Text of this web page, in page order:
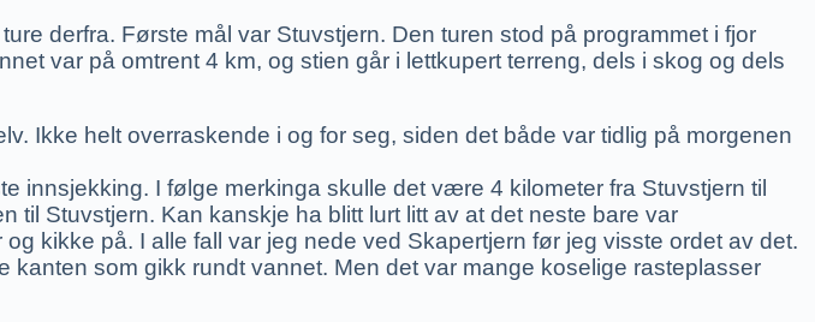
derfra. Første mål var Stuvstjern. Den turen stod på programmet i fjor
var på omtrent 4 km, og stien går i lettkupert terreng, dels i skog og dels
Ikke helt overraskende i og for seg, siden det både var tidlig på morgenen
innsjekking. I følge merkinga skulle det være 4 kilometer fra Stuvstjern til
til Stuvstjern. Kan kanskje ha blitt lurt litt av at det neste bare var
kikke på. I alle fall var jeg nede ved Skapertjern før jeg visste ordet av det.
som gikk rundt vannet. Men det var mange koselige rasteplasser